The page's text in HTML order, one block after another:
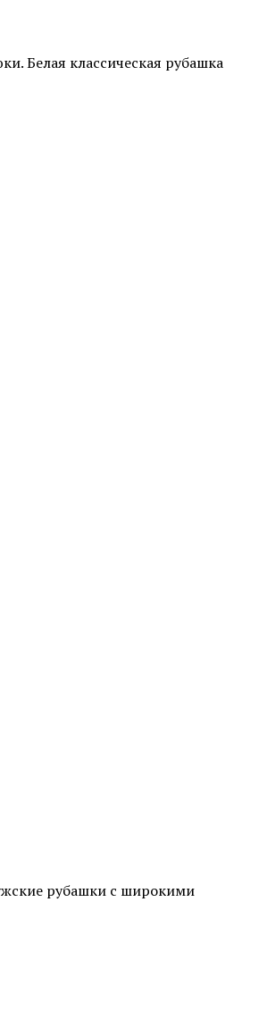
Белая классическая рубашка
рубашки с широкими